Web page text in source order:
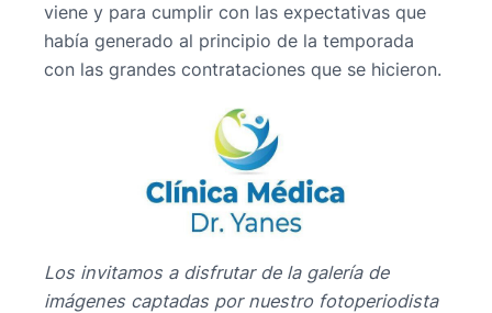
viene y para cumplir con las expectativas que
había generado al principio de la temporada
con las grandes contrataciones que se hicieron.​​​​​​​​​​​​​​​​
Los invitamos a disfrutar de la galería de
imágenes captadas por nuestro fotoperiodista